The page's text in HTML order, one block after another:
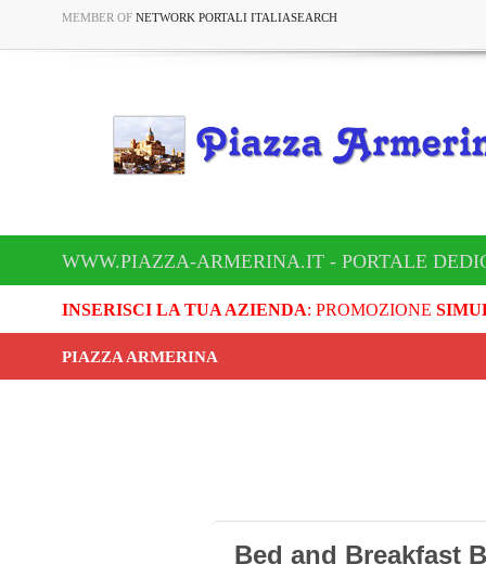
MEMBER OF NETWORK PORTALI ITALIASEARCH
WWW.PIAZZA-ARMERINA.IT - PORTALE
INSERISCI LA TUA AZIENDA: PROMOZIONE
PIAZZA ARMERINA
Bed and Breakfast